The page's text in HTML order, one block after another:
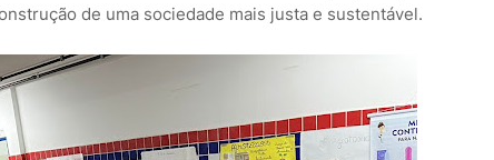
de uma sociedade mais justa e sustentável.